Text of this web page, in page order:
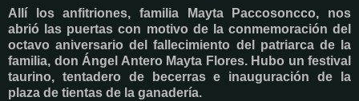
Allí los anfitriones, familia Mayta Paccosoncco, nos
abrió las puertas con motivo de la conmemoración del
octavo aniversario del fallecimiento del patriarca de la
familia, don Ángel Antero Mayta Flores. Hubo un festival
taurino, tentadero de becerras e inauguración de la
plaza de tientas de la ganadería.